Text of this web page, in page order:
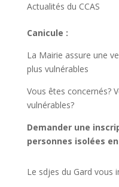
Actualités du CCAS
Canicule :
La Mairie assure une
plus vulnérables
Vous êtes concernés?
vulnérables?
Demander une
personnes isolées en
Le sdjes du Gard vous